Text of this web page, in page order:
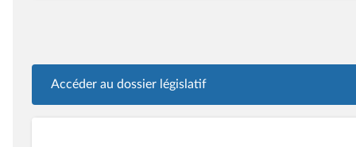
Accéder au dossier législatif